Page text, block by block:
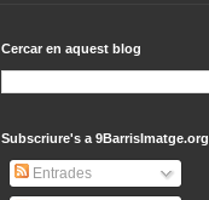
Cercar en aquest blog
Subscriure's a 9BarrisImatge.org
Entrades